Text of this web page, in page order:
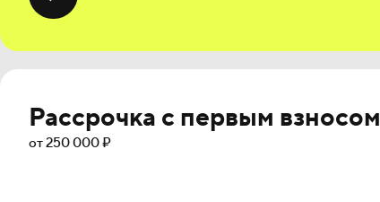
Рассрочка с первым взносом
от 250 000 ₽